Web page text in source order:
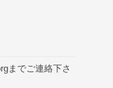
までご連絡下さ